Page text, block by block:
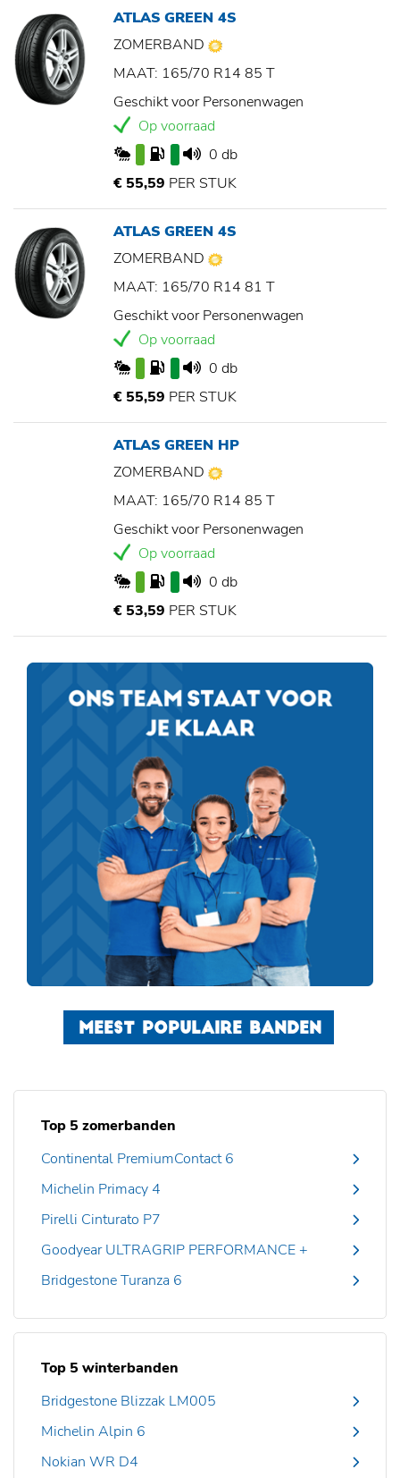
ATLAS GREEN 4S
ZOMERBAND
MAAT: 165/70 R14 85 T
Geschikt voor Personenwagen
Op voorraad
0 db
€ 55,59 PER STUK
ATLAS GREEN 4S
ZOMERBAND
MAAT: 165/70 R14 81 T
Geschikt voor Personenwagen
Op voorraad
0 db
€ 55,59 PER STUK
ATLAS GREEN HP
ZOMERBAND
MAAT: 165/70 R14 85 T
Geschikt voor Personenwagen
Op voorraad
0 db
€ 53,59 PER STUK
MEEST POPULAIRE BANDEN
Top 5 zomerbanden
Continental PremiumContact 6
Michelin Primacy 4
Pirelli Cinturato P7
Goodyear ULTRAGRIP PERFORMANCE +
Bridgestone Turanza 6
Top 5 winterbanden
Bridgestone Blizzak LM005
Michelin Alpin 6
Nokian WR D4